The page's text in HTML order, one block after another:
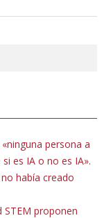
persona a
es IA o no es IA».
había creado
STEM proponen